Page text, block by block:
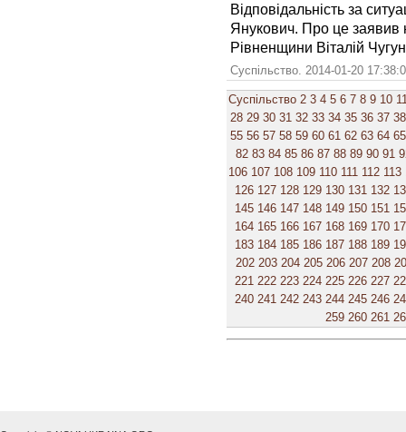
Відповідальність за
Янукович. Про це заявив
Рівненщини Віталій
Суспільство. 2014-01-20
Суспільство 2 3 4 5 6 7 8 9 10
28 29 30 31 32 33 34 35 36 37 38
55 56 57 58 59 60 61 62 63 64 65
82 83 84 85 86 87 88 89 90 91
106 107 108 109 110 111 112 113
126 127 128 129 130 131 132
145 146 147 148 149 150 151
164 165 166 167 168 169 170
183 184 185 186 187 188 189
202 203 204 205 206 207 208
221 222 223 224 225 226 227
240 241 242 243 244 245 246
259 260 261